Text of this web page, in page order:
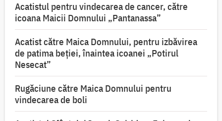
Acatistul pentru vindecarea de cancer, către
icoana Maicii Domnului „Pantanassa”
Acatist către Maica Domnului, pentru izbăvirea
de patima beției, înaintea icoanei „Potirul
Nesecat”
Rugăciune către Maica Domnului pentru
vindecarea de boli